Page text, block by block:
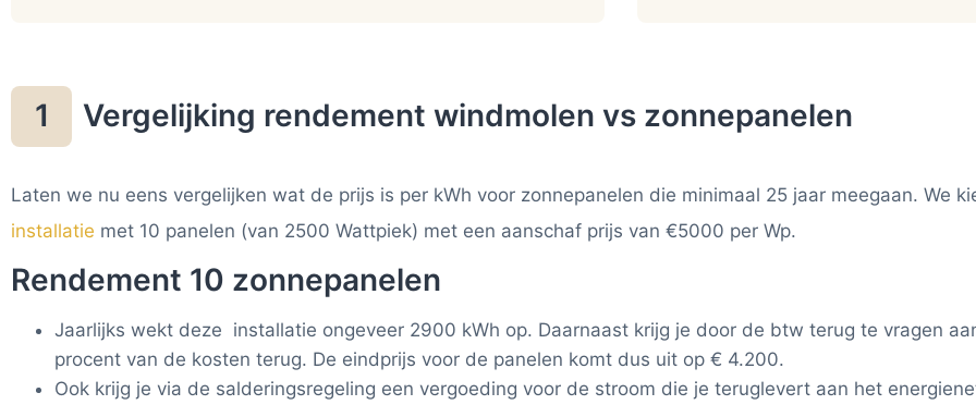
1 Vergelijking rendement windmolen vs zonnepanelen
Laten we nu eens vergelijken wat de prijs is per kWh voor zonnepanelen die minimaal 25 jaar meegaan. We
installatie met 10 panelen (van 2500 Wattpiek) met een aanschaf prijs van €5000 per Wp.
Rendement 10 zonnepanelen
Jaarlijks wekt deze installatie ongeveer 2900 kWh op. Daarnaast krijg je door de btw terug te vragen
procent van de kosten terug. De eindprijs voor de panelen komt dus uit op € 4.200.
Ook krijg je via de salderingsregeling een vergoeding voor de stroom die je teruglevert aan het